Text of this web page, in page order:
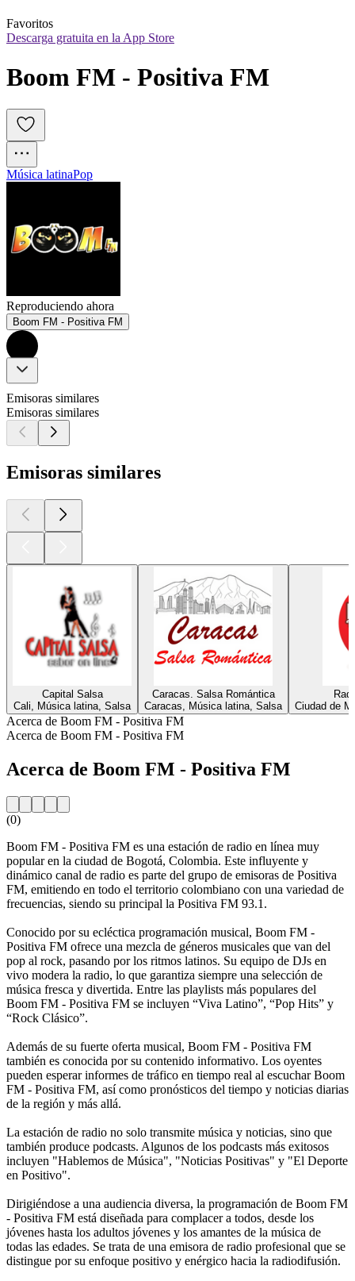
Favoritos
Descarga gratuita en la App Store
Boom FM - Positiva FM
Música latinaPop
Reproduciendo ahora
Boom FM - Positiva FM
Emisoras similares
Emisoras similares
Emisoras similares
Capital Salsa
Cali, Música latina, Salsa
Caracas. Salsa Romántica
Caracas, Música latina, Salsa
Ciudad de
Acerca de Boom FM - Positiva FM
Acerca de Boom FM - Positiva FM
Acerca de Boom FM - Positiva FM
(0)
Boom FM - Positiva FM es una estación de radio en línea muy
popular en la ciudad de Bogotá, Colombia. Este influyente y
dinámico canal de radio es parte del grupo de emisoras de Positiva
FM, emitiendo en todo el territorio colombiano con una variedad de
frecuencias, siendo su principal la Positiva FM 93.1.
Conocido por su ecléctica programación musical, Boom FM -
Positiva FM ofrece una mezcla de géneros musicales que van del
pop al rock, pasando por los ritmos latinos. Su equipo de DJs en
vivo modera la radio, lo que garantiza siempre una selección de
música fresca y divertida. Entre las playlists más populares del
Boom FM - Positiva FM se incluyen “Viva Latino”, “Pop Hits” y
“Rock Clásico”.
Además de su fuerte oferta musical, Boom FM - Positiva FM
también es conocida por su contenido informativo. Los oyentes
pueden esperar informes de tráfico en tiempo real al escuchar Boom
FM - Positiva FM, así como pronósticos del tiempo y noticias diarias
de la región y más allá.
La estación de radio no solo transmite música y noticias, sino que
también produce podcasts. Algunos de los podcasts más exitosos
incluyen "Hablemos de Música", "Noticias Positivas" y "El Deporte
en Positivo".
Dirigiéndose a una audiencia diversa, la programación de Boom FM
- Positiva FM está diseñada para complacer a todos, desde los
jóvenes hasta los adultos jóvenes y los amantes de la música de
todas las edades. Se trata de una emisora de radio profesional que se
distingue por su enfoque positivo y enérgico hacia la radiodifusión.